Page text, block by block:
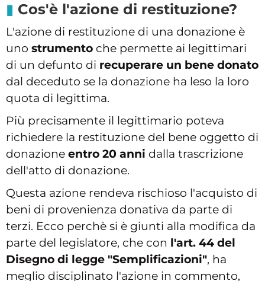
Cos'è l'azione di restituzione?
L'azione di restituzione di una donazione è
uno strumento che permette ai legittimari
di un defunto di recuperare un bene donato
dal deceduto se la donazione ha leso la loro
quota di legittima.
Più precisamente il legittimario poteva
richiedere la restituzione del bene oggetto di
donazione entro 20 anni dalla trascrizione
dell'atto di donazione.
Questa azione rendeva rischioso l'acquisto di
beni di provenienza donativa da parte di
terzi. Ecco perchè si è giunti alla modifica da
parte del legislatore, che con l'art. 44 del
Disegno di legge "Semplificazioni", ha
meglio disciplinato l'azione in commento,